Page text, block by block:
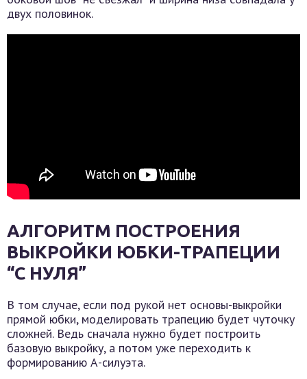
двух половинок.
АЛГОРИТМ ПОСТРОЕНИЯ
ВЫКРОЙКИ ЮБКИ-ТРАПЕЦИИ
“С НУЛЯ”
В том случае, если под рукой нет основы-выкройки
прямой юбки, моделировать трапецию будет чуточку
сложней. Ведь сначала нужно будет построить
базовую выкройку, а потом уже переходить к
формированию А-силуэта.